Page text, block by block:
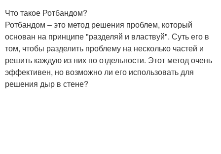
Что такое Ротбандом?
Ротбандом – это метод решения проблем, который
основан на принципе "разделяй и властвуй". Суть его в
том, чтобы разделить проблему на несколько частей и
решить каждую из них по отдельности. Этот метод очень
эффективен, но возможно ли его использовать для
решения дыр в стене?